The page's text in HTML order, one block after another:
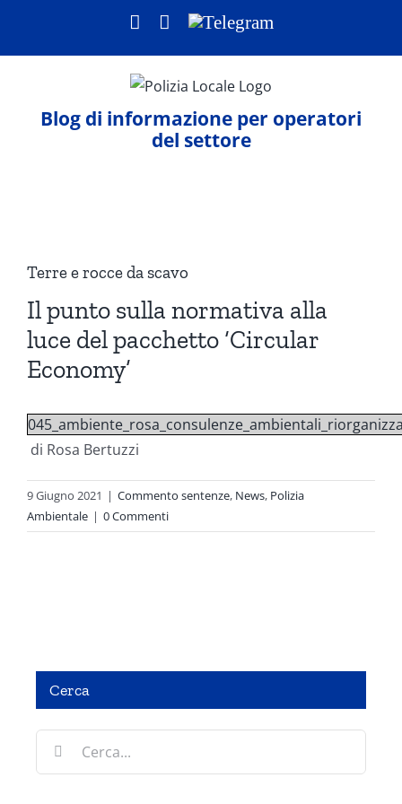
contenuto
Facebook
LinkedIn
Telegram
Blog di informazione per operatori
del settore
immagine
Terre e rocce da scavo
Il punto sulla normativa alla
luce del pacchetto ‘Circular
Economy’
di Rosa Bertuzzi
9 Giugno 2021 | Commento sentenze, News, Polizia
Ambientale | 0 Commenti
Cerca
Cerca
per:
DINAMICA ED OPERATIVA DELL’OPERATORE DI